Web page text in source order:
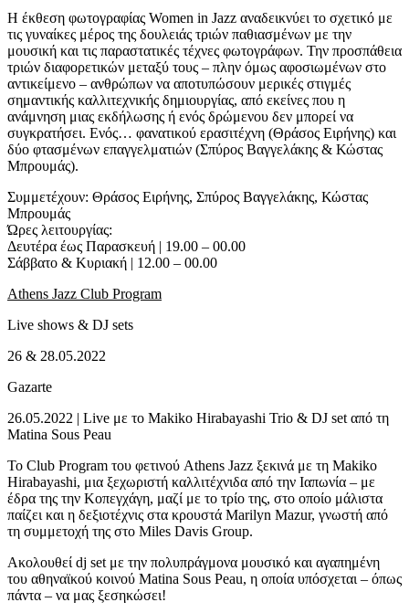
Η έκθεση φωτογραφίας Women in Jazz αναδεικνύει το σχετικό με
τις γυναίκες μέρος της δουλειάς τριών παθιασμένων με την
μουσική και τις παραστατικές τέχνες φωτογράφων. Την προσπάθεια
τριών διαφορετικών μεταξύ τους – πλην όμως αφοσιωμένων στο
αντικείμενο – ανθρώπων να αποτυπώσουν μερικές στιγμές
σημαντικής καλλιτεχνικής δημιουργίας, από εκείνες που η
ανάμνηση μιας εκδήλωσης ή ενός δρώμενου δεν μπορεί να
συγκρατήσει. Ενός… φανατικού ερασιτέχνη (Θράσος Ειρήνης) και
δύο φτασμένων επαγγελματιών (Σπύρος Βαγγελάκης & Κώστας
Μπρουμάς).
Συμμετέχουν: Θράσος Ειρήνης, Σπύρος Βαγγελάκης, Κώστας
Μπρουμάς
Ώρες λειτουργίας:
Δευτέρα έως Παρασκευή | 19.00 – 00.00
Σάββατο & Κυριακή | 12.00 – 00.00
Athens Jazz Club Program
Live shows & DJ sets
26 & 28.05.2022
Gazarte
26.05.2022 | Live με το Makiko Hirabayashi Trio & DJ set από τη
Matina Sous Peau
Το Club Program του φετινού Athens Jazz ξεκινά με τη Makiko
Hirabayashi, μια ξεχωριστή καλλιτέχνιδα από την Ιαπωνία – με
έδρα της την Κοπεγχάγη, μαζί με το τρίο της, στο οποίο μάλιστα
παίζει και η δεξιοτέχνις στα κρουστά Marilyn Mazur, γνωστή από
τη συμμετοχή της στο Miles Davis Group.
Ακολουθεί dj set με την πολυπράγμονα μουσικό και αγαπημένη
του αθηναϊκού κοινού Matina Sous Peau, η οποία υπόσχεται – όπως
πάντα – να μας ξεσηκώσει!